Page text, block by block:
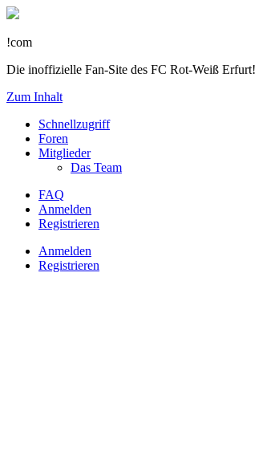
!com
Die inoffizielle Fan-Site des FC Rot-Weiß Erfurt!
Zum Inhalt
Schnellzugriff
Foren
Mitglieder
Das Team
FAQ
Anmelden
Registrieren
Anmelden
Registrieren